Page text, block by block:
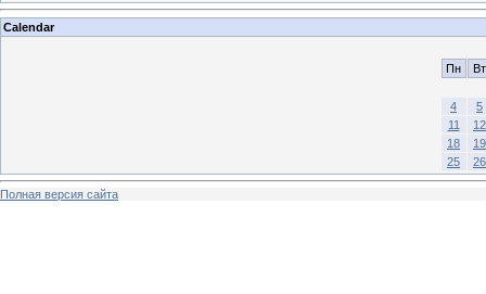
Calendar
Пн Вт
4
5
11
12
18
19
25
26
Полная версия сайта